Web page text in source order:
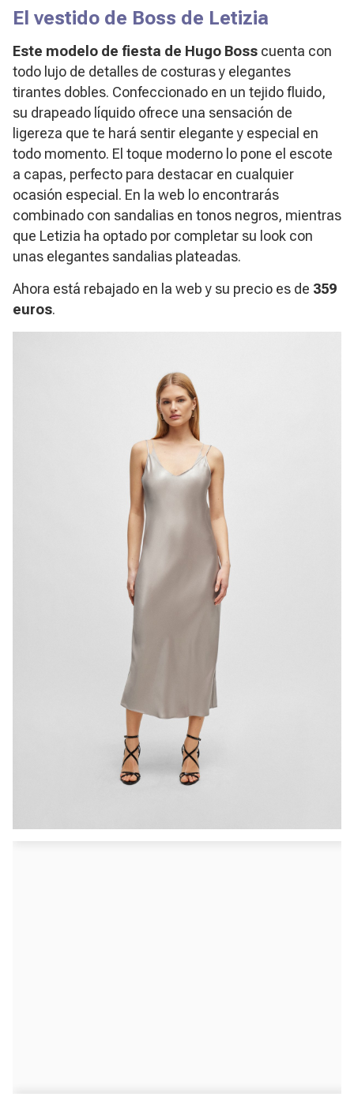
El vestido de Boss de Letizia
Este modelo de fiesta de Hugo Boss cuenta con
todo lujo de detalles de costuras y elegantes
tirantes dobles. Confeccionado en un tejido fluido,
su drapeado líquido ofrece una sensación de
ligereza que te hará sentir elegante y especial en
todo momento. El toque moderno lo pone el escote
a capas, perfecto para destacar en cualquier
ocasión especial. En la web lo encontrarás
combinado con sandalias en tonos negros, mientras
que Letizia ha optado por completar su look con
unas elegantes sandalias plateadas.
Ahora está rebajado en la web y su precio es de 359
euros.